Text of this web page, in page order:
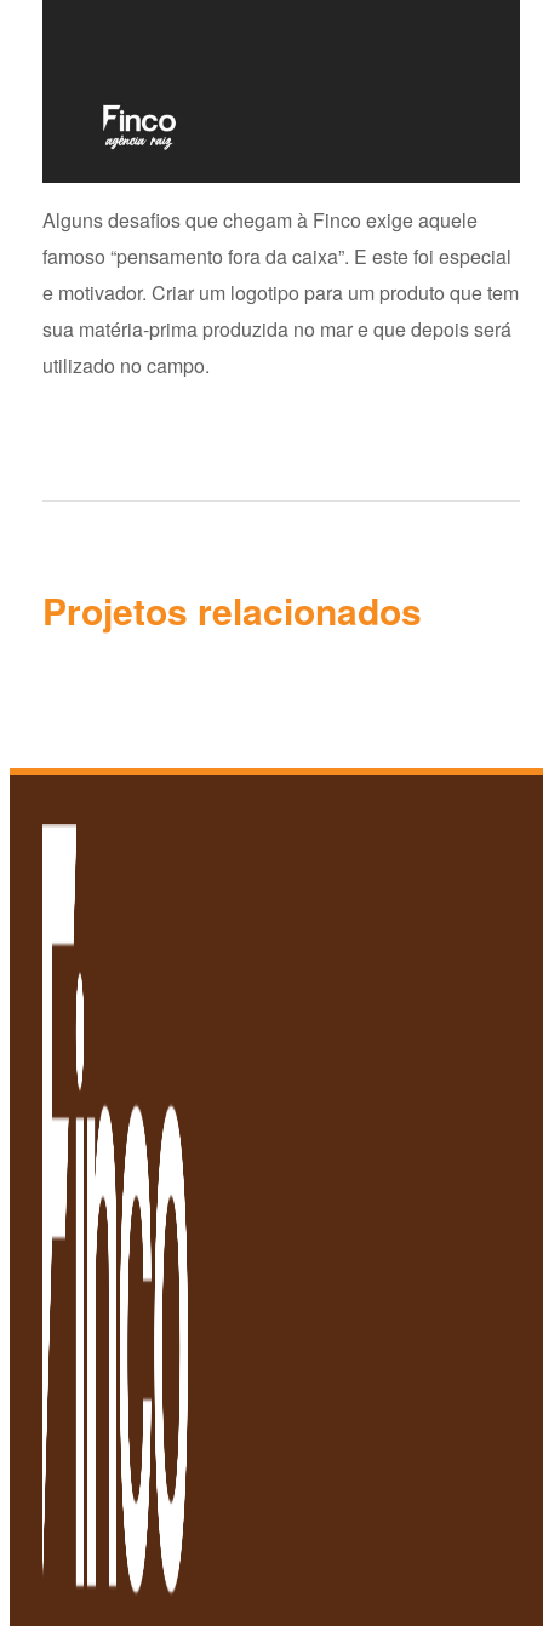
Alguns desafios que chegam à Finco exige aquele
famoso “pensamento fora da caixa”. E este foi especial
e motivador. Criar um logotipo para um produto que tem
sua matéria-prima produzida no mar e que depois será
utilizado no campo.
Projetos relacionados